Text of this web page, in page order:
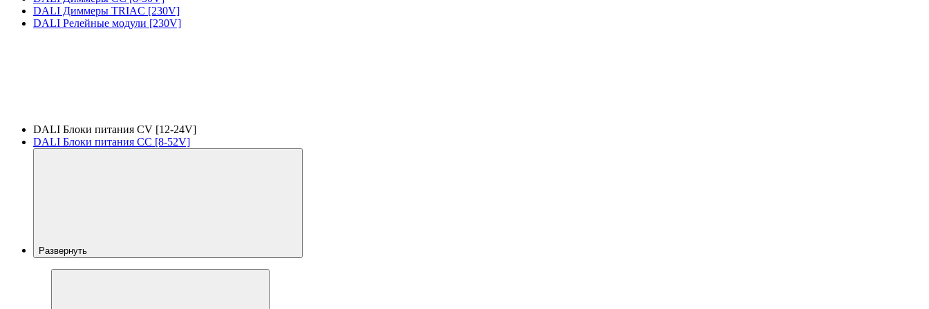
DALI Диммеры TRIAC [230V]
DALI Релейные модули [230V]
DALI Блоки питания CV [12-24V]
DALI Блоки питания CC [8-52V]
Развернуть